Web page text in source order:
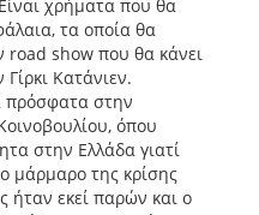
χρήματα που θα
τα οποία θα
road show που θα κάνει
Κατάνιεν.
πρόσφατα στην
όπου
στην Ελλάδα γιατί
μάρμαρο της κρίσης
ήταν εκεί παρών και ο